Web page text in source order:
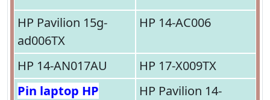
HP Pavilion 15g-
ad006TX
HP 14-AC006
HP 14-AN017AU
HP 17-X009TX
Pin laptop HP
HP Pavilion 14-